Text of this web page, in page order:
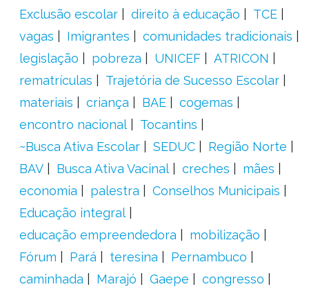
Exclusão escolar
direito à educação
TCE
vagas
Imigrantes
comunidades tradicionais
legislação
pobreza UNICEF
ATRICON
rematrículas
Trajetória de Sucesso Escolar
materiais
criança BAE
cogemas
encontro nacional
Tocantins
~Busca Ativa Escolar
SEDUC
Região Norte
BAV
Busca Ativa Vacinal creches
mães
economia
palestra
Conselhos Municipais
Educação integral
educação empreendedora
mobilização
Fórum
Pará teresina
Pernambuco
caminhada
Marajó Gaepe congresso